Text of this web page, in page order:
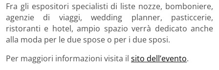
Fra gli espositori specialisti di liste nozze, bomboniere,
agenzie di viaggi, wedding planner, pasticcerie,
ristoranti e hotel, ampio spazio verrà dedicato anche
alla moda per le due spose o per i due sposi.
Per maggiori informazioni visita il sito dell’evento.